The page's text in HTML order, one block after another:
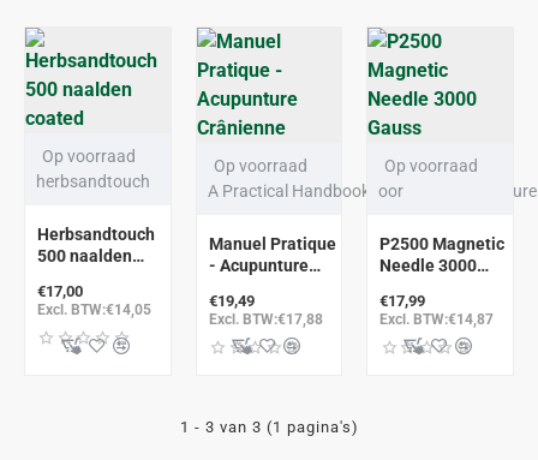
BEST VERKOCHT
Op voorraad
herbsandtouch
Herbsandtouch
500 naalden
€17,00
Excl. BTW:€14,05
Op voorraad
A Practical Handbook on Scalp
Manuel Pratique
- Acupunture
€19,49
Excl. BTW:€17,88
Op voorraad
oor
P2500 Magnetic
Needle 3000
€17,99
Excl. BTW:€14,87
1 - 3 van 3 (1 pagina's)